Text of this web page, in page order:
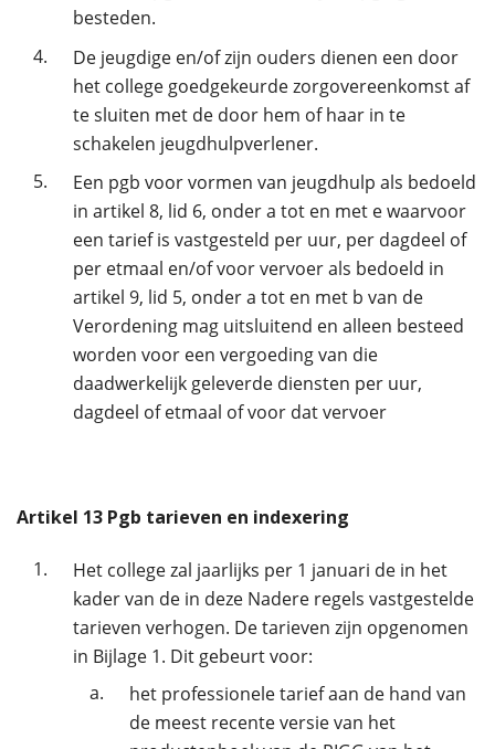
besteden.
4.
De jeugdige en/of zijn ouders dienen een door
het college goedgekeurde zorgovereenkomst af
te sluiten met de door hem of haar in te
schakelen jeugdhulpverlener.
5.
Een pgb voor vormen van jeugdhulp als bedoeld
in artikel 8, lid 6, onder a tot en met e waarvoor
een tarief is vastgesteld per uur, per dagdeel of
per etmaal en/of voor vervoer als bedoeld in
artikel 9, lid 5, onder a tot en met b van de
Verordening mag uitsluitend en alleen besteed
worden voor een vergoeding van die
daadwerkelijk geleverde diensten per uur,
dagdeel of etmaal of voor dat vervoer
Artikel 13 Pgb tarieven en indexering
1.
Het college zal jaarlijks per 1 januari de in het
kader van de in deze Nadere regels vastgestelde
tarieven verhogen. De tarieven zijn opgenomen
in Bijlage 1. Dit gebeurt voor:
a.
het professionele tarief aan de hand van
de meest recente versie van het